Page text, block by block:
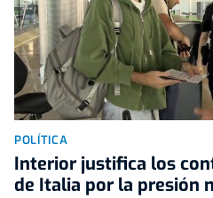
POLÍTICA
Interior justifica los
de Italia por la presión